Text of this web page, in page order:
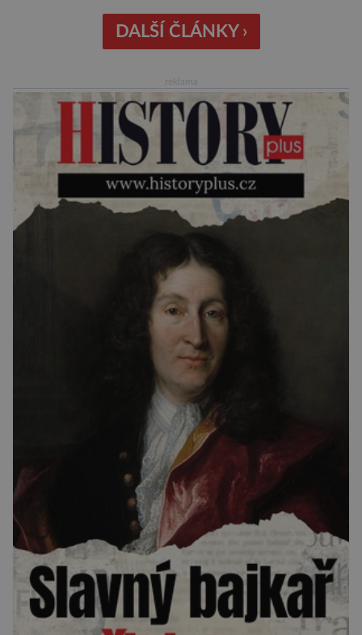
křišťálovou kouli, ze které umělá inteligence
věštila, které technologie v dohledné
Za vším stojí australští výzkumníci, kteří pomocí
umělé inteligence a […]
DALŠÍ ČLÁNKY ›